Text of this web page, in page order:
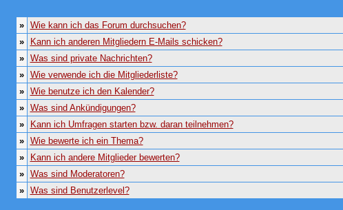
»
Wie kann ich das Forum durchsuchen?
»
Kann ich anderen Mitgliedern E-Mails schicken?
»
Was sind private Nachrichten?
»
Wie verwende ich die Mitgliederliste?
»
Wie benutze ich den Kalender?
»
Was sind Ankündigungen?
»
Kann ich Umfragen starten bzw. daran teilnehmen?
»
Wie bewerte ich ein Thema?
»
Kann ich andere Mitglieder bewerten?
»
Was sind Moderatoren?
»
Was sind Benutzerlevel?